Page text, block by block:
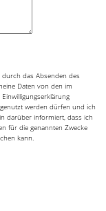
das Absenden des
Daten von den im
werden dürfen und ich
darüber informiert, dass ich
für die genannten Zwecke
kann.